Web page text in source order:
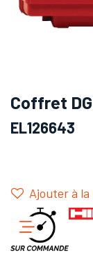
Coffret
EL126643
Ajouter à